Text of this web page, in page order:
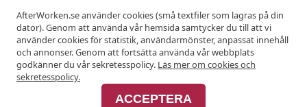
KRÖGARE
Anslut din restaurang
AfterWorken.se använder cookies (små textfiler som lagras på din
dator). Genom att använda vår hemsida samtycker du till att vi
använder cookies för statistik, användarmönster, anpassat innehåll
och annonser. Genom att fortsätta använda vår webbplats
godkänner du vår sekretesspolicy. Läs mer om cookies och
sekretesspolicy.
ACCEPTERA